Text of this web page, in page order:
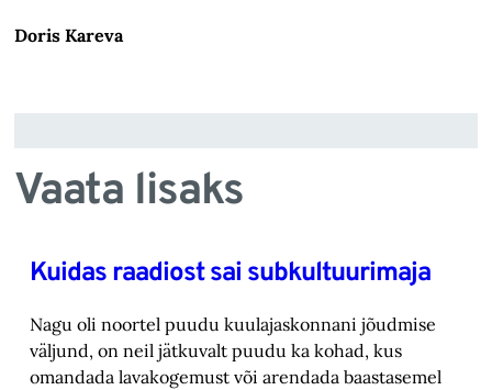
Doris Kareva
Vaata lisaks
Kuidas raadiost sai subkultuurimaja
Nagu oli noortel puudu kuulajaskonnani jõudmise
väljund, on neil jätkuvalt puudu ka kohad, ‎kus
omandada lavakogemust või arendada baastasemel